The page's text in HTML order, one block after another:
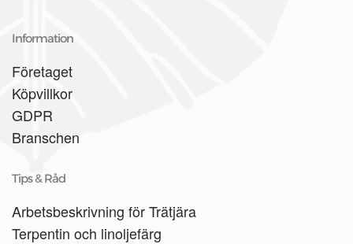
Information
Företaget
Köpvillkor
GDPR
Branschen
Tips & Råd
Arbetsbeskrivning för Trätjära
Terpentin och linoljefärg